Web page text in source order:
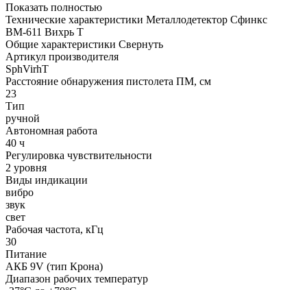
Показать полностью
Технические характеристики Металлодетектор Сфинкс
ВМ-611 Вихрь Т
Общие характеристики Свернуть
Артикул производителя
SphVirhT
Расстояние обнаружения пистолета ПМ, см
23
Тип
ручной
Автономная работа
40 ч
Регулировка чувствительности
2 уровня
Виды индикации
вибро
звук
свет
Рабочая частота, кГц
30
Питание
АКБ 9V (тип Крона)
Диапазон рабочих температур